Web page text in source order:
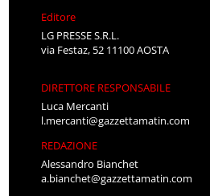
Editore
LG PRESSE S.R.L.
via Festaz, 52 11100 AOSTA
DIRETTORE RESPONSABILE
Luca Mercanti
l.mercanti@gazzettamatin.com
REDAZIONE
Alessandro Bianchet
a.bianchet@gazzettamatin.com